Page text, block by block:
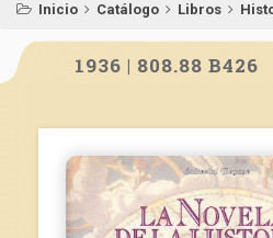
Inicio Catálogo Libros
1936 | 808.88 B426